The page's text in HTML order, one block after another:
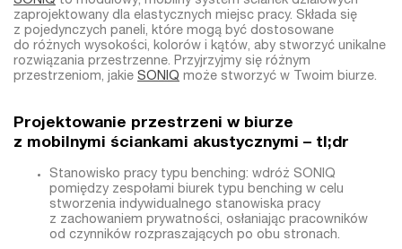
zaprojektowany dla elastycznych miejsc pracy. Składa się
z pojedynczych paneli, które mogą być dostosowane
do różnych wysokości, kolorów i kątów, aby stworzyć unikalne
rozwiązania przestrzenne. Przyjrzyjmy się różnym
przestrzeniom, jakie SONIQ może stworzyć w Twoim biurze.
Projektowanie przestrzeni w biurze
z mobilnymi ściankami akustycznymi – tl;dr
Stanowisko pracy typu benching: wdróż SONIQ
pomiędzy zespołami biurek typu benching w celu
stworzenia indywidualnego stanowiska pracy
z zachowaniem prywatności, osłaniając pracowników
od czynników rozpraszających po obu stronach.